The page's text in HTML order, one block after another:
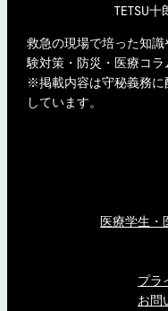
TETSU
救急の現場で培った知
験対策・防災・医療コラ
※掲載内容は守秘義務
しています。
医療学生・
プラ
お問